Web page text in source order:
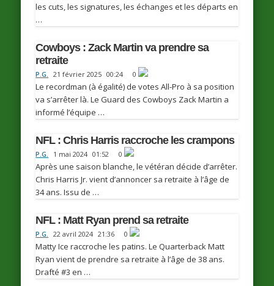
les cuts, les signatures, les échanges et les départs en
…
Cowboys : Zack Martin va prendre sa
retraite
P.G. 21 février 2025 00:24 0
Le recordman (à égalité) de votes All-Pro à sa position
va s’arrêter là. Le Guard des Cowboys Zack Martin a
informé l’équipe …
NFL : Chris Harris raccroche les crampons
P.G. 1 mai 2024 01:52 0
Après une saison blanche, le vétéran décide d’arrêter.
Chris Harris Jr. vient d’annoncer sa retraite à l’âge de
34 ans. Issu de …
NFL : Matt Ryan prend sa retraite
P.G. 22 avril 2024 21:36 0
Matty Ice raccroche les patins. Le Quarterback Matt
Ryan vient de prendre sa retraite à l’âge de 38 ans.
Drafté #3 en …